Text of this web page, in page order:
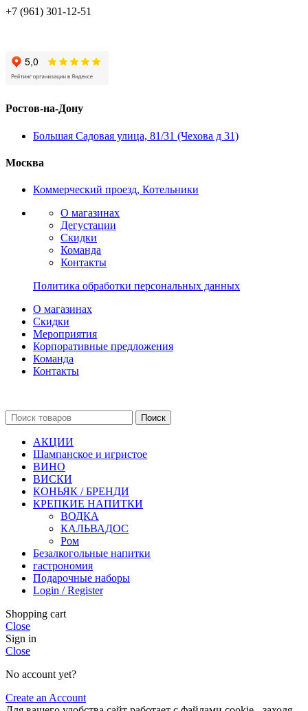
+7 (961) 301-12-51
Ростов-на-Дону
Большая Садовая улица, 81/31 (Чехова д 31)
Москва
Коммерческий проезд, Котельники
О магазинах
Дегустации
Скидки
Команда
Контакты
Политика обработки персональных данных
О магазинах
Скидки
Мероприятия
Корпоративные предложения
Команда
Контакты
Поиск
АКЦИИ
Шампанское и игристое
ВИНО
ВИСКИ
КОНЬЯК / БРЕНДИ
КРЕПКИЕ НАПИТКИ
ВОДКА
КАЛЬВАДОС
Ром
Безалкогольные напитки
гастрономия
Подарочные наборы
Login / Register
Shopping cart
Close
Sign in
Close
No account yet?
Create an Account